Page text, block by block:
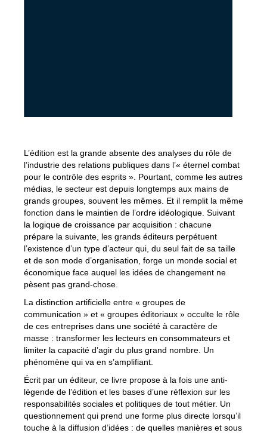
L’édition est la grande absente des analyses du rôle de
l’industrie des relations publiques dans l’« éternel combat
pour le contrôle des esprits ». Pourtant, comme les autres
médias, le secteur est depuis longtemps aux mains de
grands groupes, souvent les mêmes. Et il remplit la même
fonction dans le maintien de l’ordre idéologique. Suivant
la logique de croissance par acquisition : chacune
prépare la suivante, les grands éditeurs perpétuent
l’existence d’un type d’acteur qui, du seul fait de sa taille
et de son mode d’organisation, forge un monde social et
économique face auquel les idées de changement ne
pèsent pas grand-chose.
La distinction artificielle entre « groupes de
communication » et « groupes éditoriaux » occulte le rôle
de ces entreprises dans une société à caractère de
masse : transformer les lecteurs en consommateurs et
limiter la capacité d’agir du plus grand nombre. Un
phénomène qui va en s’amplifiant.
Écrit par un éditeur, ce livre propose à la fois une anti-
légende de l’édition et les bases d’une réflexion sur les
responsabilités sociales et politiques de tout métier. Un
questionnement qui prend une forme plus directe lorsqu’il
touche à la diffusion d’idées : de quelles manières et sous